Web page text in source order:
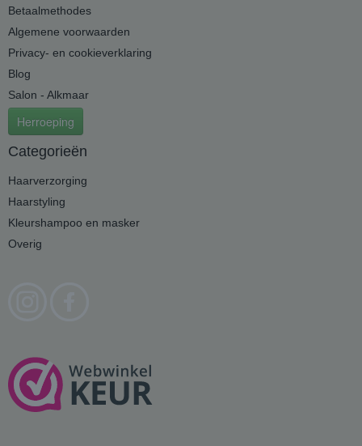
Betaalmethodes
Algemene voorwaarden
Privacy- en cookieverklaring
Blog
Salon - Alkmaar
Herroeping
Categorieën
Haarverzorging
Haarstyling
Kleurshampoo en masker
Overig